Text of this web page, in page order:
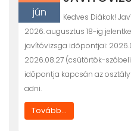
jún
Kedves Diákok!
2026. augusztus 18-ig
javítóvizsga idõpontjai:
2026.08.27 (csütörtök-
idõpontja kapcsán az
adni.
Tovább...